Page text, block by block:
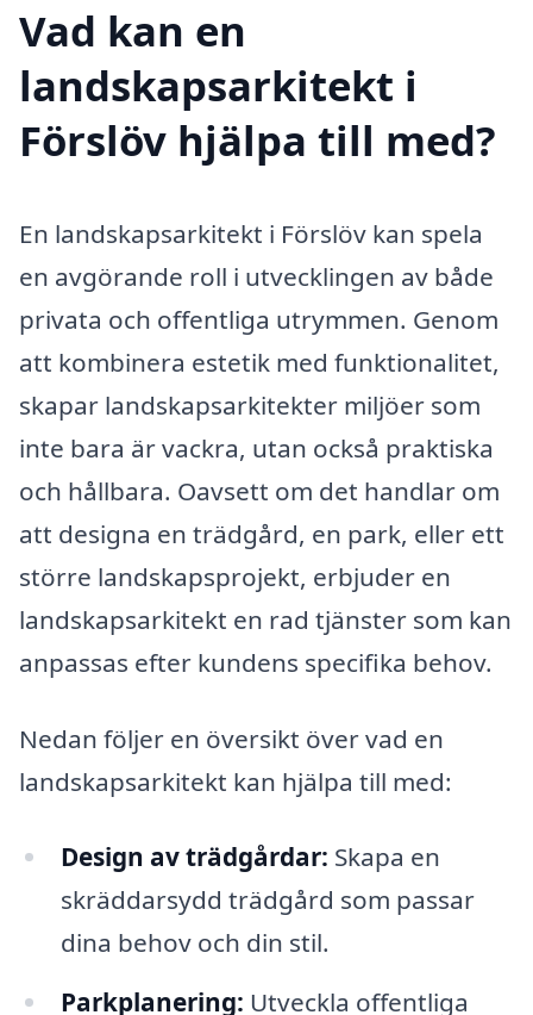
Vad kan en
landskapsarkitekt i
Förslöv hjälpa till med?
En landskapsarkitekt i Förslöv kan spela
en avgörande roll i utvecklingen av både
privata och offentliga utrymmen. Genom
att kombinera estetik med funktionalitet,
skapar landskapsarkitekter miljöer som
inte bara är vackra, utan också praktiska
och hållbara. Oavsett om det handlar om
att designa en trädgård, en park, eller ett
större landskapsprojekt, erbjuder en
landskapsarkitekt en rad tjänster som kan
anpassas efter kundens specifika behov.
Nedan följer en översikt över vad en
landskapsarkitekt kan hjälpa till med:
Design av trädgårdar: Skapa en
skräddarsydd trädgård som passar
dina behov och din stil.
Parkplanering: Utveckla offentliga